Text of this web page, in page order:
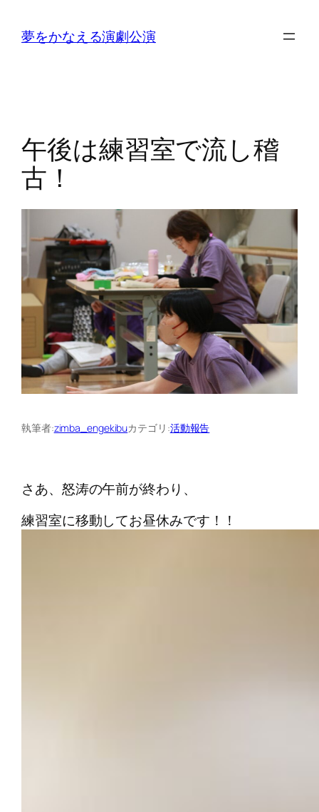
夢をかなえる演劇公演
午後は練習室で流し稽
古！
執筆者:zimba_engekibuカテゴリ:活動報告
さあ、怒涛の午前が終わり、
練習室に移動してお昼休みです！！